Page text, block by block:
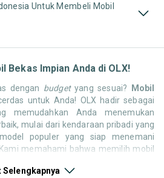
Untuk Membeli Mobil
Bekas Impian Anda di OLX!
dengan budgetyang sesuai? Mobil
untuk Anda! OLX hadir sebagai
memudahkan Anda menemukan
mulai dari kendaraan pribadi yang
populer yang siap menemani
memahami bahwa memilih mobil
terpercaya di seluruh Indonesia.
Selengkapnya